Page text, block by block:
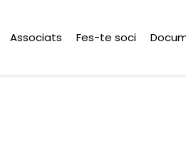
Associats Fes-te soci